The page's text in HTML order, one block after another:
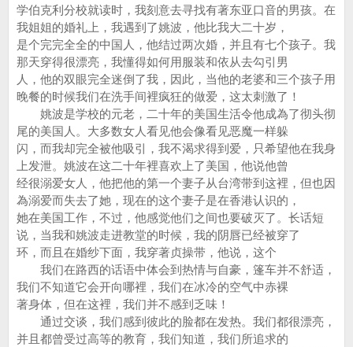
学伯克利分校就读时，我刻意去寻找有著东亚口音的男孩。在
我姐姐的婚礼上，我遇到了姚波，他比我大二十岁，
是个完完全全的中国人，他结过两次婚，并且有七个孩子。我
那天穿得很漂亮，我懂得如何用服装和依从去勾引男
人，他的双眼完全迷倒了我，因此，当他的老婆和三个孩子用
晚餐的时候我们在洗手间裡疯狂的做爱，这太刺激了！
姚波是学校的元老，二十年的美国生活令他成為了彻头彻
尾的美国人。大多数女人看见他会像看见恶魔一样躲
闪，而我却完全被他吸引，我不渴求得到爱，只希望他在我身
上发泄。姚波在这二十年裡喜欢上了美国，他说他曾
经很溺爱女人，他把他的第一个妻子从台湾带到这裡，但也因
為溺爱而失去了她，现在的这个妻子是在香港认识的，
她在美国工作，不过，他感觉他们之间也要破灭了。长话短
说，当我和姚波走进教堂的时候，我的阴唇已经被穿了
环，而且在婚纱下面，我穿著贞操带，他说，这个
我们在路西的话语中体会到热情与自豪，篷车并不舒适，
我们不知道它会开向哪裡，我们在冰冷的空气中赤裸
著身体，但在这裡，我们并不感到乏味！
通过交谈，我们感到彼此的脸都在发热。我们都很漂亮，
并且都曾受过高等的教育，我们知道，我们所追求的